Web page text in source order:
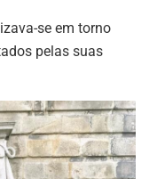
se em torno
pelas suas